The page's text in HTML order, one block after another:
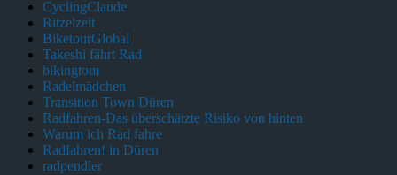
CyclingClaude
Ritzelzeit
BiketourGlobal
Takeshi fährt Rad
bikingtom
Radelmädchen
Transition Town Düren
Radfahren-Das überschätzte Risiko von hinten
Warum ich Rad fahre
Radfahren! in Düren
radpendler